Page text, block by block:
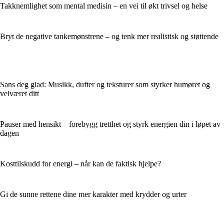
Takknemlighet som mental medisin – en vei til økt trivsel og helse
Bryt de negative tankemønstrene – og tenk mer realistisk og støttende
Sans deg glad: Musikk, dufter og teksturer som styrker humøret og
velværet ditt
Pauser med hensikt – forebygg tretthet og styrk energien din i løpet av
dagen
Kosttilskudd for energi – når kan de faktisk hjelpe?
Gi de sunne rettene dine mer karakter med krydder og urter